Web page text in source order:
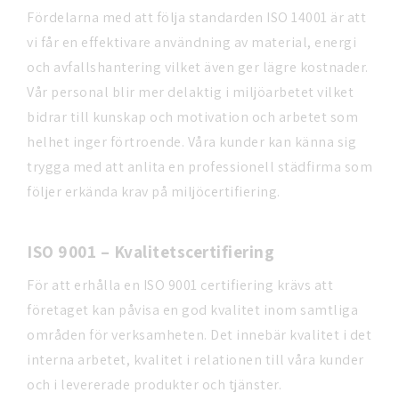
Fördelarna med att följa standarden ISO 14001 är att
vi får en effektivare användning av material, energi
och avfallshantering vilket även ger lägre kostnader.
Vår personal blir mer delaktig i miljöarbetet vilket
bidrar till kunskap och motivation och arbetet som
helhet inger förtroende. Våra kunder kan känna sig
trygga med att anlita en professionell städfirma som
följer erkända krav på miljöcertifiering.
ISO 9001 – Kvalitetscertifiering
För att erhålla en ISO 9001 certifiering krävs att
företaget kan påvisa en god kvalitet inom samtliga
områden för verksamheten. Det innebär kvalitet i det
interna arbetet, kvalitet i relationen till våra kunder
och i levererade produkter och tjänster.